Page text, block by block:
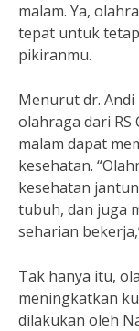
malam. Ya,
tepat untuk
pikiranmu.
Menurut dr.
olahraga dari
malam dapat
kesehatan.
kesehatan
tubuh, dan juga
seharian
Tak hanya itu,
meningkatkan
dilakukan oleh